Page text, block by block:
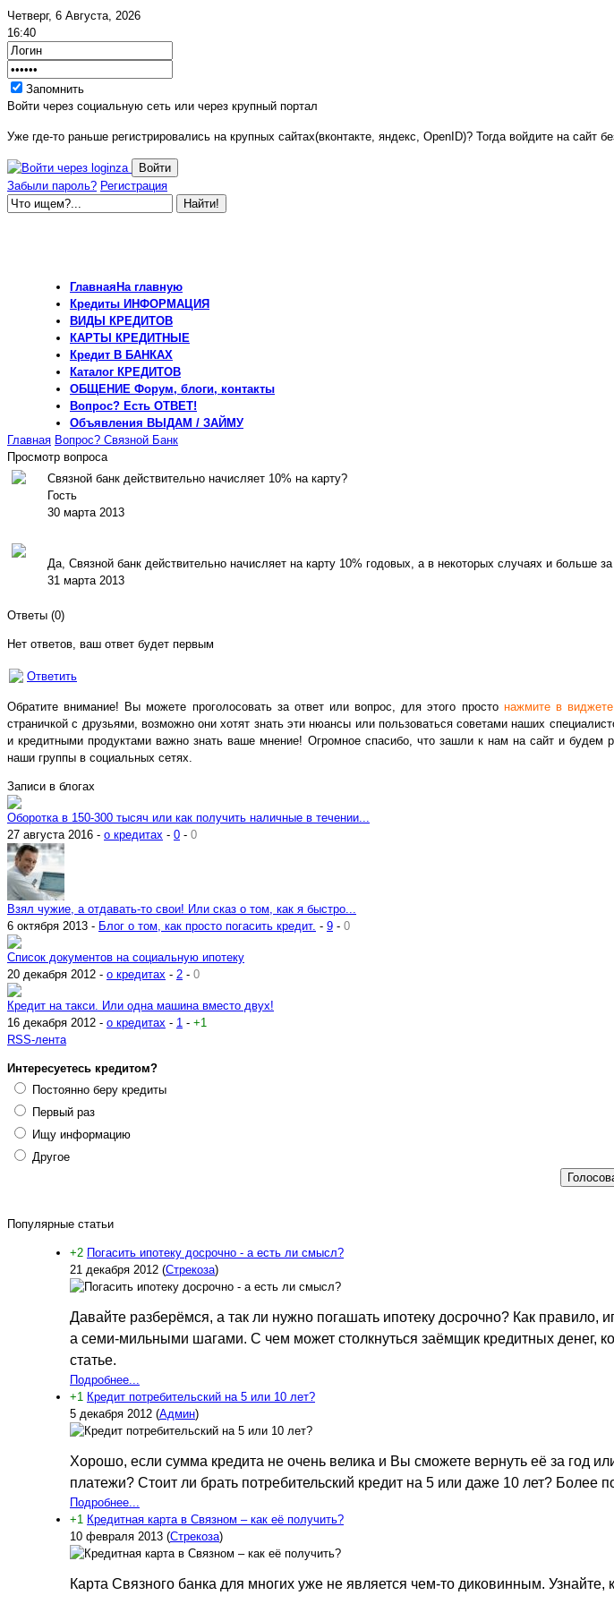
Четверг, 6 Августа, 2026
16:40
Запомнить
Войти через социальную сеть или через крупный портал
Уже где-то раньше регистрировались на крупных сайтах(вконтакте, яндекс, OpenID)? Тогда войдите на сайт
Забыли пароль? Регистрация
Главная На главную
Кредиты ИНФОРМАЦИЯ
ВИДЫ
КРЕДИТОВ
КАРТЫ
КРЕДИТНЫЕ
Кредит В БАНКАХ
Каталог КРЕДИТОВ
ОБЩЕНИЕ Форум, блоги, контакты
Вопрос? Есть ОТВЕТ!
Объявления ВЫДАМ / ЗАЙМУ
Главная Вопрос? Связной Банк
Просмотр вопроса
Связной банк действительно начисляет 10% на карту?
Гость
30 марта 2013
Да, Связной банк действительно начисляет на карту 10% годовых, а в некоторых случаях и больше за
31 марта 2013
Ответы (0)
Нет ответов, ваш ответ будет первым
Ответить
Обратите внимание! Вы можете проголосовать за ответ или вопрос, для этого просто нажмите в
страничкой с друзьями, возможно они хотят знать эти нюансы или пользоваться советами наших
и кредитными продуктами важно знать ваше мнение! Огромное спасибо, что зашли к нам на сайт и
наши группы в социальных сетях.
Записи в блогах
Оборотка в 150-300 тысяч или как получить наличные в течении...
27 августа 2016 - о кредитах - 0 - 0
Взял чужие, а отдавать-то свои! Или сказ о том, как я быстро...
6 октября 2013 - Блог о том, как просто погасить кредит. - 9 - 0
Список документов на социальную ипотеку
20 декабря 2012 - о кредитах - 2 - 0
Кредит на такси. Или одна машина вместо двух!
16 декабря 2012 - о кредитах - 1 - +1
RSS-лента
Интересуетесь кредитом?
Постоянно беру кредиты
Первый раз
Ищу информацию
Другое
Популярные статьи
+2 Погасить ипотеку досрочно - а есть ли смысл?
21 декабря 2012 (Стрекоза)
Давайте разберёмся, а так ли нужно погашать ипотеку досрочно? Как
а семи-мильными шагами. С чем может столкнуться заёмщик кредитных денег,
статье.
Подробнее...
+1 Кредит потребительский на 5 или 10 лет?
5 декабря 2012 (Админ)
Хорошо, если сумма кредита не очень велика и Вы сможете вернуть её за год
платежи? Стоит ли брать потребительский кредит на 5 или даже 10 лет? Более
Подробнее...
+1 Кредитная карта в Связном – как её получить?
10 февраля 2013 (Стрекоза)
Карта Связного банка для многих уже не является чем-то диковинным.